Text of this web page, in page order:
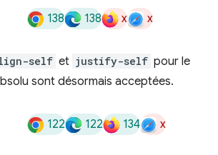
138 138 x x
self et justify-self pour le
sont désormais acceptées.
122 122 134 x